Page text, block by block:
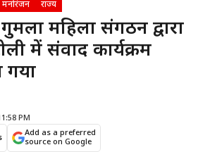
मनोरंजन राज्य
गुमला महिला संगठन द्वारा
में संवाद कार्यक्रम
गया
PM
Add as a preferred
source on Google